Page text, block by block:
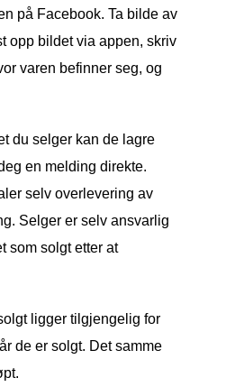
på Facebook. Ta bilde av
opp bildet via appen, skriv
varen befinner seg, og
du selger kan de lagre
en melding direkte.
selv overlevering av
Selger er selv ansvarlig
som solgt etter at
ligger tilgjengelig for
de er solgt. Det samme